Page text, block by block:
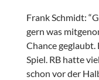
Frank Schmidt:
gern was
Chance
Spiel. RB hatte
schon vor der